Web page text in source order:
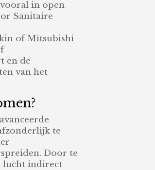
in open
Sanitaire
of Mitsubishi
en de
van het
te
Door te
lucht indirect